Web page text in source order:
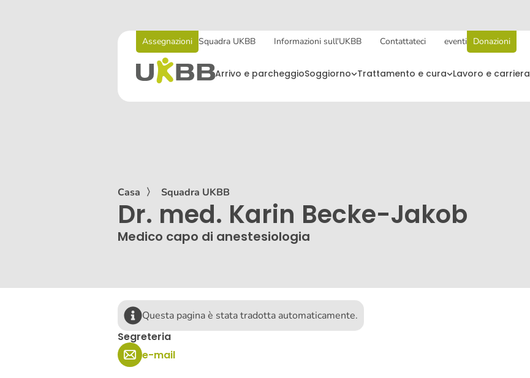
Assegnazioni Squadra UKBB Informazioni sull'UKBB Contattateci eventi Donazioni
Arrivo e parcheggioSoggiorno Trattamento e cura Lavoro e carriera
Casa 〉 Squadra UKBB
Dr. med. Karin Becke-Jakob
Medico capo di anestesiologia
Questa pagina è stata tradotta automaticamente.
Segreteria
e-mail